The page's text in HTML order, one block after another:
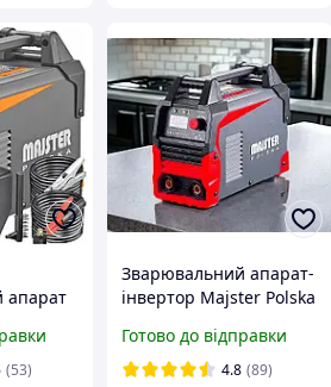
апарат
(53)
Зварювальний апарат-
інвертор Majster Polska
інверторний апарат
для зварювання
Готово до відправки
4.8 (89)